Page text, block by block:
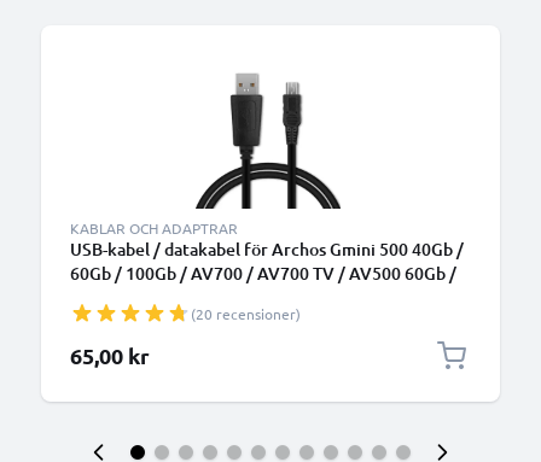
KABLAR OCH ADAPTRAR
USB-kabel / datakabel för Archos Gmini 500 40Gb /
60Gb / 100Gb / AV700 / AV700 TV / AV500 60Gb /
svart - MP3 player data cable
(20 recensioner)
65,00 kr